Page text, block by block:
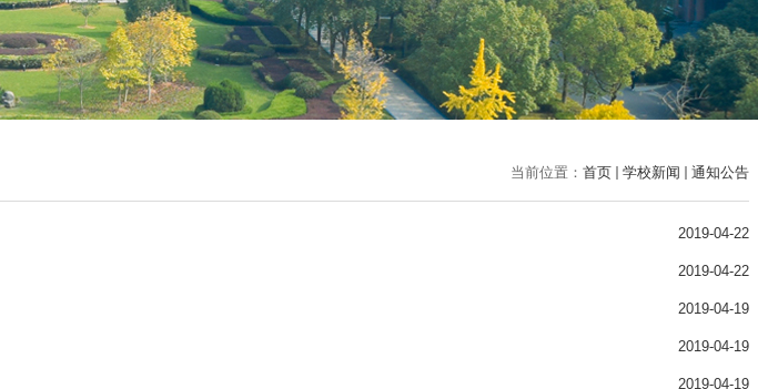
当前位置： 首页 学校新闻 通知公告
2019-04-22
2019-04-22
2019-04-19
2019-04-19
2019-04-19